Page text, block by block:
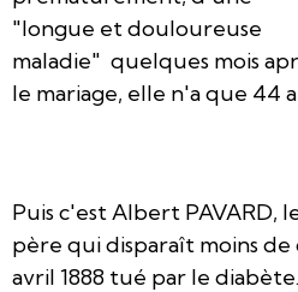
"longue et douloureuse
maladie" quelques mois
le mariage, elle n'a que 44
Puis c'est Albert PAVARD,
père qui disparaît moins
avril 1888 tué par le